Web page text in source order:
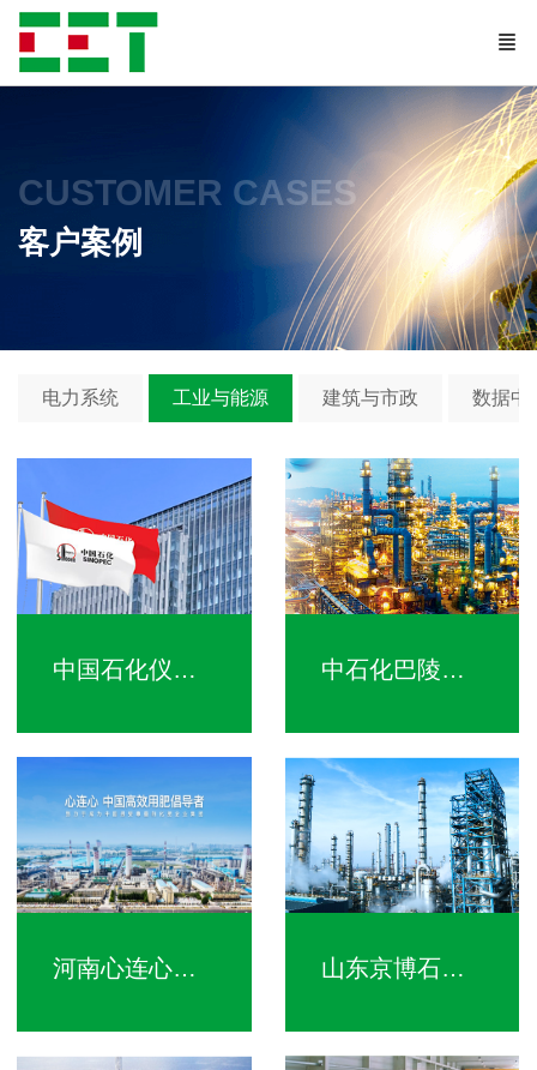
CUSTOMER CASES
客户案例
电力系统 工业与能源 建筑与市政 数据中
中国石化仪征化纤有限责任公司 中石化巴陵分公司
河南心连心化学工业集团股份有限公司 山东京博石油化工有限公司